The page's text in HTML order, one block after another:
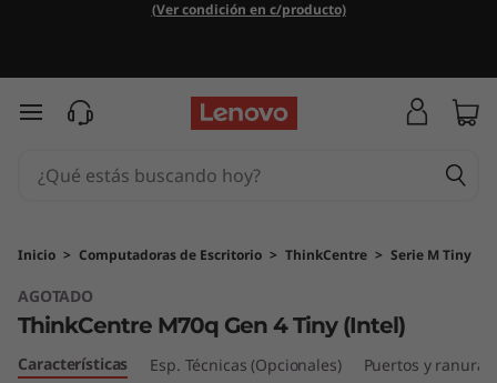
h
C
e
n
(Ver condición en c/producto)
Ir al contenido principal
Inicio > Computadoras de Escritorio > ThinkCentre > Serie M Tiny
AGOTADO
ThinkCentre M70q Gen 4 Tiny (Intel)
Características Esp. Técnicas (Opcionales) Puertos y ranuras